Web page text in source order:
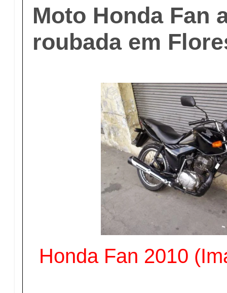
Moto Honda Fan
roubada em
Honda Fan 2010